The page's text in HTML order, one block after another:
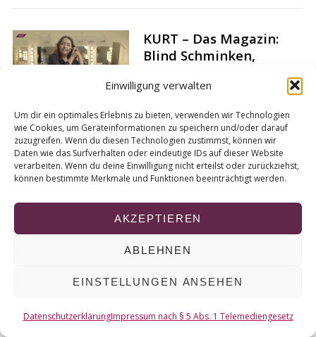
Einwilligung verwalten
Um dir ein optimales Erlebnis zu bieten, verwenden wir Technologien
wie Cookies, um Geräteinformationen zu speichern und/oder darauf
zuzugreifen. Wenn du diesen Technologien zustimmst, können wir
Daten wie das Surfverhalten oder eindeutige IDs auf dieser Website
verarbeiten. Wenn du deine Einwilligung nicht erteilst oder zurückziehst,
können bestimmte Merkmale und Funktionen beeinträchtigt werden.
AKZEPTIEREN
ABLEHNEN
EINSTELLUNGEN ANSEHEN
DatenschutzerklärungImpressum nach § 5 Abs. 1 Telemediengesetz
KURT – Das Magazin:
Blind Schminken,
und Politische Cartoons
Von kurt-tv
NACH OBEN
a
c
h